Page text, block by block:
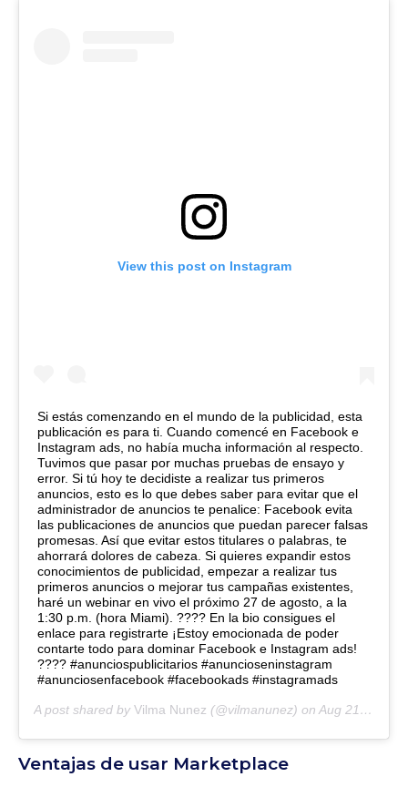
View this post on Instagram
Si estás comenzando en el mundo de la publicidad, esta
publicación es para ti. Cuando comencé en Facebook e
Instagram ads, no había mucha información al respecto.
Tuvimos que pasar por muchas pruebas de ensayo y
error. Si tú hoy te decidiste a realizar tus primeros
anuncios, esto es lo que debes saber para evitar que el
administrador de anuncios te penalice: Facebook evita
las publicaciones de anuncios que puedan parecer falsas
promesas. Así que evitar estos titulares o palabras, te
ahorrará dolores de cabeza. Si quieres expandir estos
conocimientos de publicidad, empezar a realizar tus
primeros anuncios o mejorar tus campañas existentes,
haré un webinar en vivo el próximo 27 de agosto, a la
1:30 p.m. (hora Miami). ???? En la bio consigues el
enlace para registrarte ¡Estoy emocionada de poder
contarte todo para dominar Facebook e Instagram ads!
???? #anunciospublicitarios #anuncioseninstagram
#anunciosenfacebook #facebookads #instagramads
A post shared by Vilma Nunez (@vilmanunez) on Aug 21, 2020 at 7:43am PDT
Ventajas de usar Marketplace